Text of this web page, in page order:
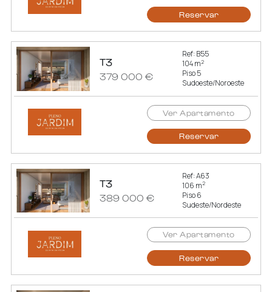
Reservar
T3
379 000 €
Ref: B55
104 m2
Piso 5
Sudoeste/Noroeste
Ver Apartamento
Reservar
T3
389 000 €
Ref: A63
106 m2
Piso 6
Sudeste/Nordeste
Ver Apartamento
Reservar